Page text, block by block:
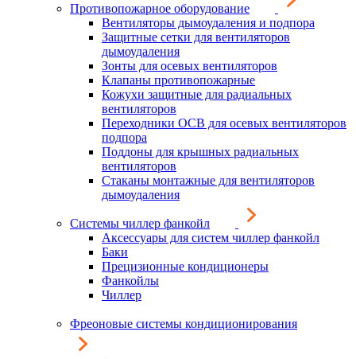
Противопожарное оборудование
Вентиляторы дымоудаления и подпора
Защитные сетки для вентиляторов
дымоудаления
Зонты для осевых вентиляторов
Клапаны противопожарные
Кожухи защитные для радиальных
вентиляторов
Переходники ОСВ для осевых вентиляторов
подпора
Поддоны для крышных радиальных
вентиляторов
Стаканы монтажные для вентиляторов
дымоудаления
Системы чиллер фанкойл
Аксессуары для систем чиллер фанкойл
Баки
Прецизионные кондиционеры
Фанкойлы
Чиллер
Фреоновые системы кондиционирования